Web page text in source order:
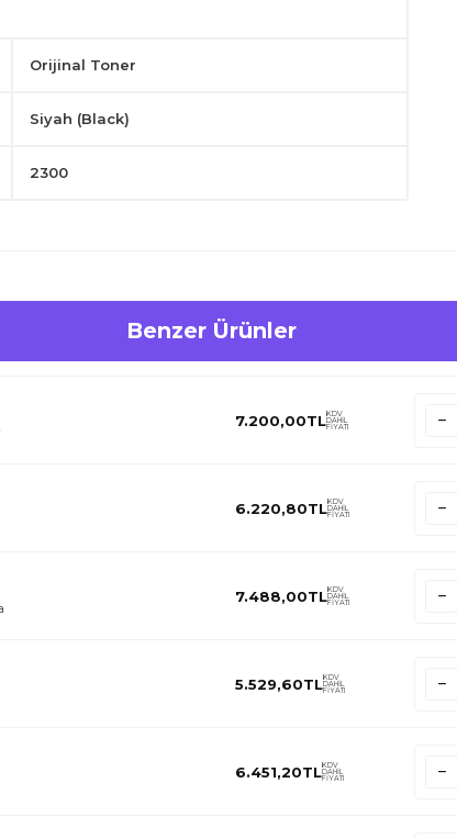
Orijinal Toner
Siyah (Black)
2300
Benzer Ürünler
7.200,00TLKDV
DAHİL
FİYATI
6.220,80TLKDV
DAHİL
FİYATI
7.488,00TLKDV
DAHİL
FİYATI
5.529,60TLKDV
DAHİL
FİYATI
6.451,20TLKDV
DAHİL
FİYATI